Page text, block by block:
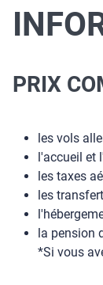
PRIX
les vols
l'accueil et
les taxes
les
la pension
*Si vous